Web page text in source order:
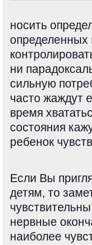
носить
ни
сильную
часто жаждут
время
состояния
ребенок
Если Вы
детям, то
нервные
наиболее